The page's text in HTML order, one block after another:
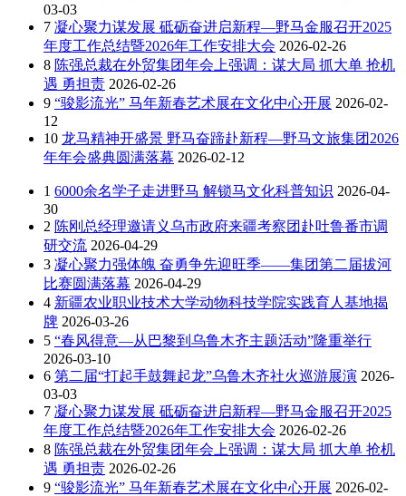
03-03
7 凝心聚力谋发展 砥砺奋进启新程—野马金服召开2025
年度工作总结暨2026年工作安排大会 2026-02-26
8 陈强总裁在外贸集团年会上强调：谋大局 抓大单 抢机
遇 勇担责 2026-02-26
9 “骏影流光” 马年新春艺术展在文化中心开展 2026-02-
12
10 龙马精神开盛景 野马奋蹄赴新程—野马文旅集团2026
年年会盛典圆满落幕 2026-02-12
1 6000余名学子走进野马 解锁马文化科普知识 2026-04-
30
2 陈刚总经理邀请义乌市政府来疆考察团赴吐鲁番市调
研交流 2026-04-29
3 凝心聚力强体魄 奋勇争先迎旺季——集团第二届拔河
比赛圆满落幕 2026-04-29
4 新疆农业职业技术大学动物科技学院实践育人基地揭
牌 2026-03-26
5 “春风得意—从巴黎到乌鲁木齐主题活动”隆重举行
2026-03-10
6 第二届“打起手鼓舞起龙”乌鲁木齐社火巡游展演 2026-
03-03
7 凝心聚力谋发展 砥砺奋进启新程—野马金服召开2025
年度工作总结暨2026年工作安排大会 2026-02-26
8 陈强总裁在外贸集团年会上强调：谋大局 抓大单 抢机
遇 勇担责 2026-02-26
9 “骏影流光” 马年新春艺术展在文化中心开展 2026-02-